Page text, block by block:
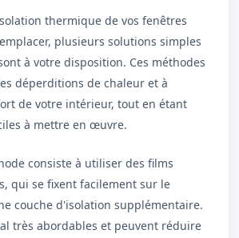
thermique de vos fenêtres
plusieurs solutions simples
à votre disposition. Ces méthodes
déperditions de chaleur et à
de votre intérieur, tout en étant
à mettre en œuvre.
consiste à utiliser des films
qui se fixent facilement sur le
couche d'isolation supplémentaire.
très abordables et peuvent réduire